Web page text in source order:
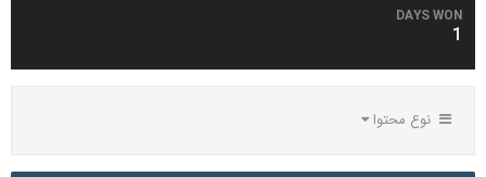
DAYS WON
1
نوع محتوا